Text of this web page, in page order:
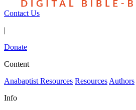
Contact Us
|
Donate
Content
Anabaptist Resources Resources Authors
Info